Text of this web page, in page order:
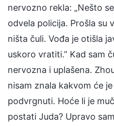
nervozno rekla: „Nešto
odvela policija. Prošla su
ništa čuli. Vođa je otišla
uskoro vratiti.” Kad sam
nervozna i uplašena.
nisam znala kakvom će
podvrgnuti. Hoće li je
postati Juda? Upravo